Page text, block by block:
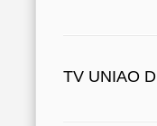
TV UNIAO